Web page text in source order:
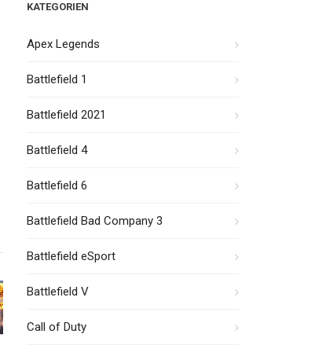
KATEGORIEN
Apex Legends
Battlefield 1
Battlefield 2021
Battlefield 4
Battlefield 6
Battlefield Bad Company 3
Battlefield eSport
Battlefield V
Call of Duty